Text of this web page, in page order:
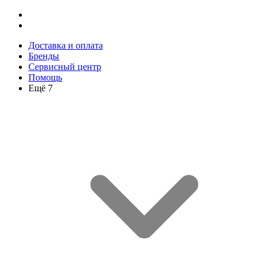
Доставка и оплата
Бренды
Сервисный центр
Помощь
Ещё 7